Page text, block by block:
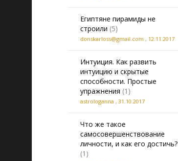
Египтяне пирамиды не
строили (5)
donskarloss@gmail.com , 12.11.2017
Интуиция. Как развить
интуицию и скрытые
способности. Простые
упражнения (1)
astrologanna , 31.10.2017
Что же такое
самосовершенствование
личности, и как его достичь?
(1)